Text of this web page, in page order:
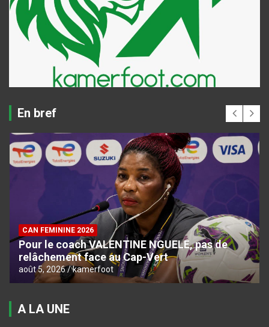
En bref
CAN FEMININE 2026
Pour le coach VALENTINE NGUELE, pas de
relâchement face au Cap-Vert
août 5, 2026 kamerfoot
A LA UNE